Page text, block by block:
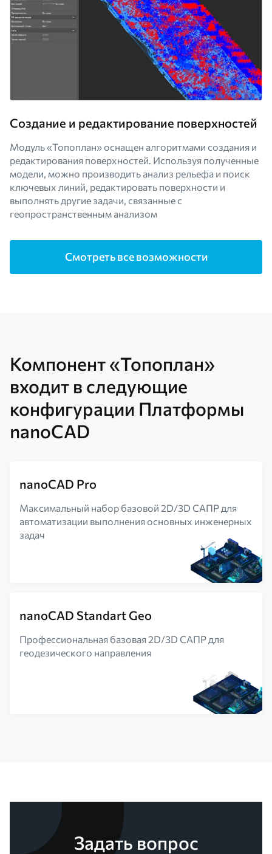
Создание и редактирование поверхностей
Модуль «Топоплан» оснащен алгоритмами создания и
редактирования поверхностей. Используя полученные
модели, можно производить анализ рельефа и поиск
ключевых линий, редактировать поверхности и
выполнять другие задачи, связанные с
геопространственным анализом
Смотреть все возможности
Компонент «Топоплан»
входит в следующие
конфигурации Платформы
nanoCAD
nanoCAD Pro
Максимальный набор базовой 2D/3D САПР для
автоматизации выполнения основных инженерных
задач
nanoCAD Standart Geo
Профессиональная базовая 2D/3D САПР для
геодезического направления
Задать вопрос